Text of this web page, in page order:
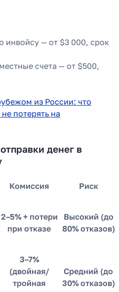
— от $3 000, срок
счета — от $500,
из России: что
потерять на
денег в
Комиссия Риск
2–5% + потери
при отказе
Высокий (до
80% отказов)
3–7%
(двойная/
тройная
Средний (до
30% отказов)